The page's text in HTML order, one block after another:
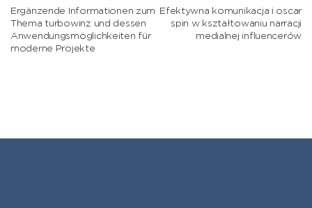
Ergänzende Informationen zum
Thema turbowinz und dessen
Anwendungsmöglichkeiten für
moderne Projekte
Efektywna komunikacja i oscar
spin w kształtowaniu narracji
medialnej influencerów